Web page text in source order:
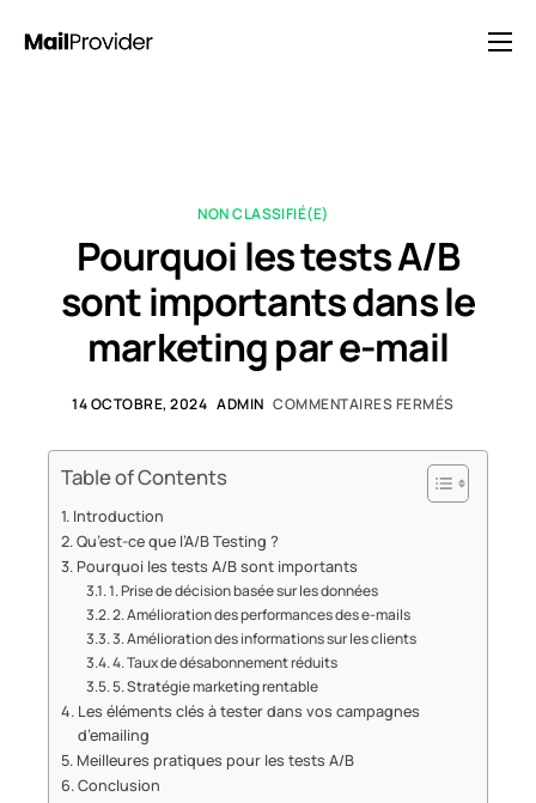
NON CLASSIFIÉ(E)
Pourquoi les tests A/B
sont importants dans le
marketing par e-mail
14 OCTOBRE, 2024 ADMIN COMMENTAIRES FERMÉS
Table of Contents
Introduction
Qu’est-ce que l’A/B Testing ?
Pourquoi les tests A/B sont importants
1. Prise de décision basée sur les données
2. Amélioration des performances des e-mails
3. Amélioration des informations sur les clients
4. Taux de désabonnement réduits
5. Stratégie marketing rentable
Les éléments clés à tester dans vos campagnes
d’emailing
Meilleures pratiques pour les tests A/B
Conclusion